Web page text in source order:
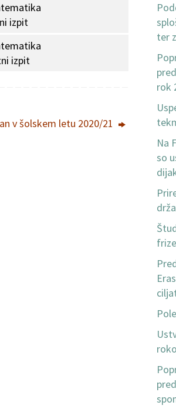
izpit
izpit
v šolskem letu 2020/21
ter
rok
Na
so